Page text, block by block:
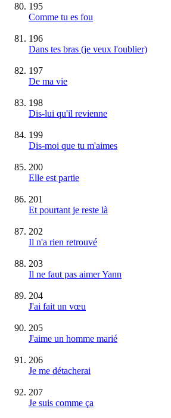
195
Comme tu es fou
196
Dans tes bras (je veux l'oublier)
197
De ma vie
198
Dis-lui qu'il revienne
199
Dis-moi que tu m'aimes
200
Elle est partie
201
Et pourtant je reste là
202
Il n'a rien retrouvé
203
Il ne faut pas aimer Yann
204
J'ai fait un vœu
205
J'aime un homme marié
206
Je me détacherai
207
Je suis comme ça